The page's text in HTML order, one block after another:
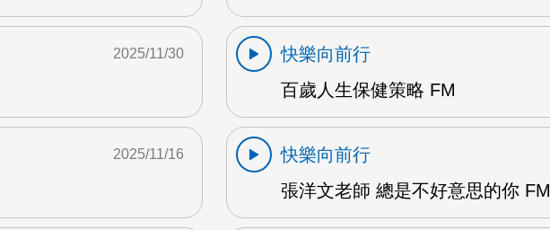
2025/11/30
快樂向前行
百歲人生保健策略 FM
2025/11/16
快樂向前行
張洋文老師 總是不好意思的你 FM